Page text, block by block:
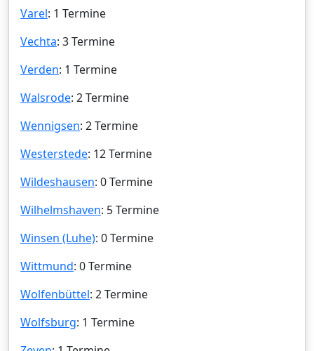
Varel: 1 Termine
Vechta: 3 Termine
Verden: 1 Termine
Walsrode: 2 Termine
Wennigsen: 2 Termine
Westerstede: 12 Termine
Wildeshausen: 0 Termine
Wilhelmshaven: 5 Termine
Winsen (Luhe): 0 Termine
Wittmund: 0 Termine
Wolfenbüttel: 2 Termine
Wolfsburg: 1 Termine